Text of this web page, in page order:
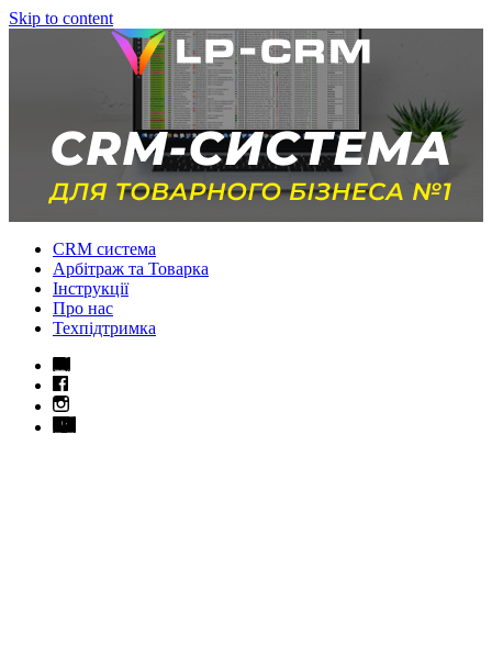
Skip to content
CRM система
Арбітраж та Товарка
Інструкції
Про нас
Техпідтримка